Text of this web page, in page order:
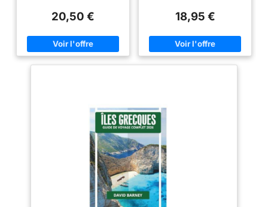
pratiques
20,50 € 18,95 €